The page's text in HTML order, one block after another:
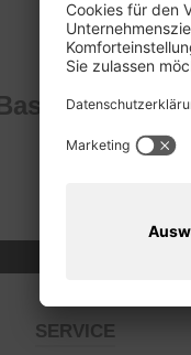
88822816"
SERVICE